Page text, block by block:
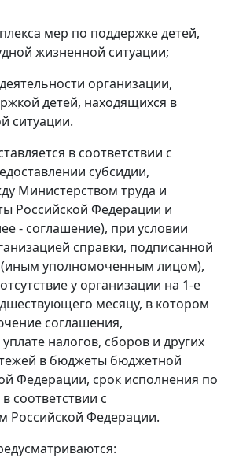
мер по поддержке детей,
жизненной ситуации;
организации,
детей, находящихся в
ситуации.
в соответствии с
субсидии,
Министерством труда и
Российской Федерации и
- соглашение), при условии
справки, подписанной
(иным уполномоченным лицом),
у организации на 1-е
месяцу, в котором
соглашения,
налогов, сборов и других
в бюджеты бюджетной
Федерации, срок исполнения по
соответствии с
Российской Федерации.